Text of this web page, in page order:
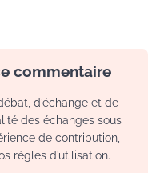
commentaire
d’échange et de
des échanges sous
de contribution,
règles d’utilisation.